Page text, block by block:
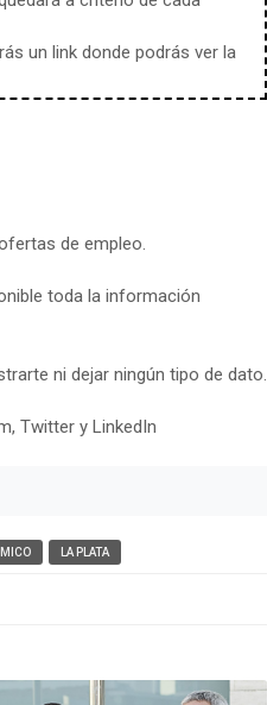
un link donde podrás ver la
de empleo.
toda la información
ni dejar ningún tipo de dato.
Twitter y LinkedIn
LA PLATA